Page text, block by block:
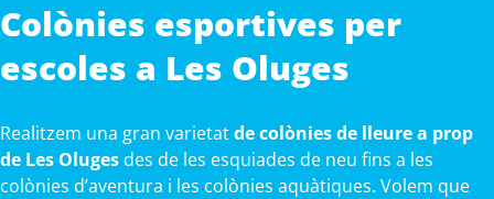
Colònies esportives per
escoles a Les Oluges
Realitzem una gran varietatde colònies de lleure a prop
de Les Olugesdes de les esquiades de neu fins a les
colònies d’aventura i les colònies aquàtiques. Volem que